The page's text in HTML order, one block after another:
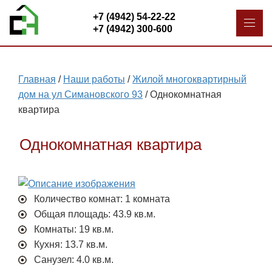
+7 (4942) 54-22-22
+7 (4942) 300-600
Главная / Наши работы /Жилой многоквартирный
дом на ул Симановского 93 /Однокомнатная
квартира
Однокомнатная квартира
Количество комнат: 1 комната
Общая площадь: 43.9 кв.м.
Комнаты: 19 кв.м.
Кухня: 13.7 кв.м.
Санузел: 4.0 кв.м.